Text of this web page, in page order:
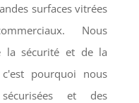
surfaces vitrées
Nous
la sécurité et de la
pourquoi nous
et des